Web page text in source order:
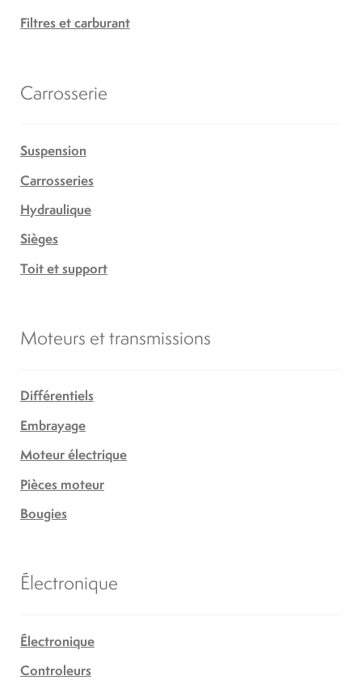
Filtres et carburant
Carrosserie
Suspension
Carrosseries
Hydraulique
Sièges
Toit et support
Moteurs et transmissions
Différentiels
Embrayage
Moteur électrique
Pièces moteur
Bougies
Électronique
Électronique
Controleurs